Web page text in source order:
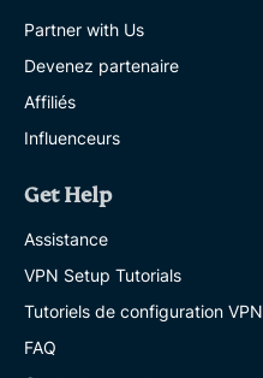
Partner with Us
Devenez partenaire
Affiliés
Influenceurs
Get Help
Assistance
VPN Setup Tutorials
Tutoriels de configuration VPN
FAQ